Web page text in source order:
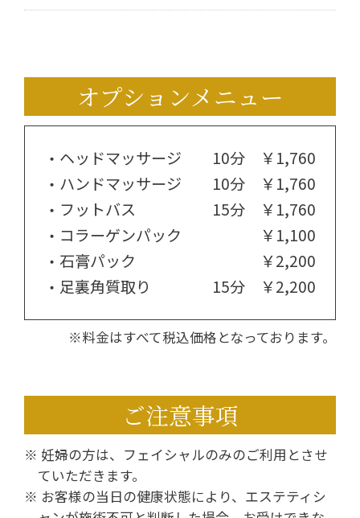
オプションメニュー
ヘッドマッサージ
10分 ￥1,760
ハンドマッサージ
10分 ￥1,760
フットバス
15分 ￥1,760
コラーゲンパック
￥1,100
石膏パック
￥2,200
足裏角質取り
15分 ￥2,200
※料金はすべて税込価格となっております。
ご注意事項
※ 妊婦の方は、フェイシャルのみのご利用とさせ
ていただきます。
※ お客様の当日の健康状態により、エステティシ